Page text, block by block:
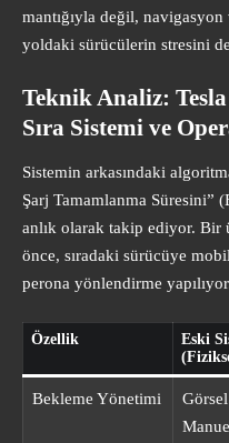
mantığıyla değil, navigasyon
yoldaki sürücülerin stresini
Teknik Analiz:
Sıra Sistemi ve
Sistemin arkasındaki
Şarj Tamamlanma Süresini”
anlık olarak takip ediyor. Bir
önce, sıradaki sürücüye
perona yönlendirme
Özellik
Eski
Bekleme Yönetimi